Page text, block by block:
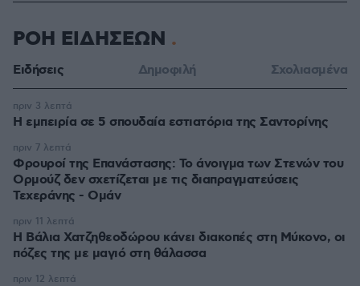
ΡΟΗ ΕΙΔΗΣΕΩΝ
Ειδήσεις Δημοφιλή Σχολιασμένα
Η εμπειρία σε 5 σπουδαία εστιατόρια της Σαντορίνης
πριν 3 λεπτά
Φρουροί της Επανάστασης: Το άνοιγμα των Στενών του
Ορμούζ δεν σχετίζεται με τις διαπραγματεύσεις
Τεχεράνης - Ομάν
πριν 7 λεπτά
Η Βάλια Χατζηθεοδώρου κάνει διακοπές στη Μύκονο, οι
πόζες της με μαγιό στη θάλασσα
πριν 11 λεπτά
πριν 12 λεπτά